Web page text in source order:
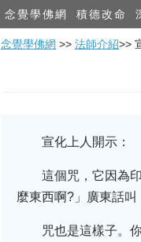
念覺學佛網 積德改命
念覺學佛網 >> 法師介紹>>
宣化上人開示：
這個咒，它因為
麼東西啊?」廣東話叫
咒也是這樣子。